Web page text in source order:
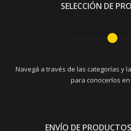
SELECCIÓN DE
Navegá a través de las categorías y
para conocerlos
ENVÍO DE